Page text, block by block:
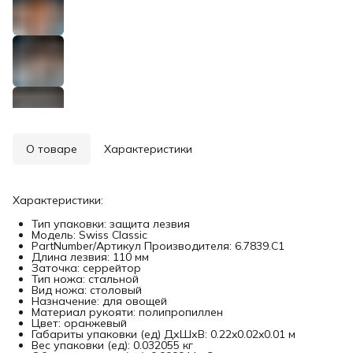
О товаре Характеристики
Характеристики:
Тип упаковки: защита лезвия
Модель: Swiss Classic
PartNumber/Артикул Производителя: 6.7839.C1
Длина лезвия: 110 мм
Заточка: серрейтор
Тип ножа: стальной
Вид ножа: столовый
Назначение: для овощей
Материал рукояти: полипропиллен
Цвет: оранжевый
Габариты упаковки (ед) ДхШхВ: 0.22x0.02x0.01 м
Вес упаковки (ед): 0.032055 кг